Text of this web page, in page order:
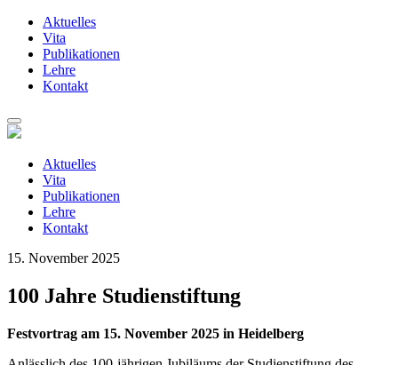
Aktuelles
Vita
Publikationen
Lehre
Kontakt
Zum
springenAktuelles
Vita
Publikationen
Lehre
Kontakt
15. November 2025
100 Jahre Studienstiftung
Festvortrag am 15. November 2025 in Heidelberg